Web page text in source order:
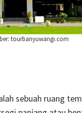
tourbanyuwangi.com
sebuah ruang